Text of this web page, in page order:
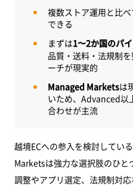
複数ストア運用と比べ
できる
まずは1〜2か国のパ
品質・送料・法規制
ーチが現実的
Managed Marketsは
いため、Advanced以
合わせが主流
越境ECへの参入を検討してい
Marketsは強力な選択肢のひと
調整やアプリ選定、法規制対